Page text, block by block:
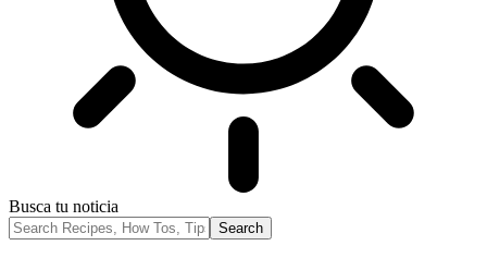
Busca tu noticia